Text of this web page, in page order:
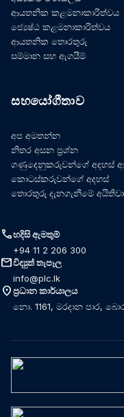
ආයතනික කළමනාකාරිත්වය
ජ්‍යෙෂ්ඨ කළමනාකාරිත්වය
ආයතනික තොරතුරු
සම්මාන සහ ඇගයීම්
සහයෝගීතාව
අප අමතන්න
නිතර අසන ප්‍රශ්න
ගණුදෙනුකරුවන්ගේ අදහස්
කොටස්කරුවන්ගේ අදහස්
තොරතුරු දැනගැනීමේ
callහදිසි ඇමතුම්
+94 11 2 206 300
mailවිද්‍යුත් තැපෑල
info@plc.lk
location_onප්‍රධාන කාර්යාලය
නො. 1161, මරදාන පාර,